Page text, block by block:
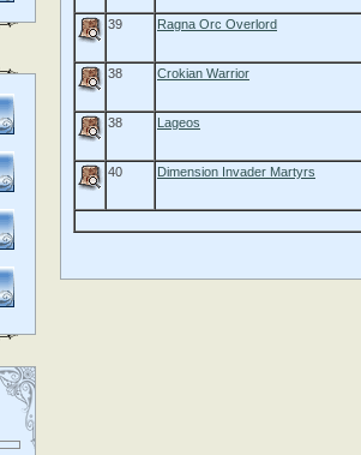
39 Ragna Orc Overlord
38 Crokian Warrior
38 Lageos
40 Dimension Invader Martyrs